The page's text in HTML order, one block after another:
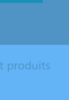
produits